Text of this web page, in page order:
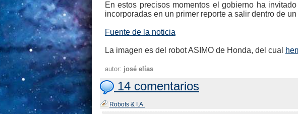
En estos precisos momentos el gobierno ha
incorporadas en un primer reporte a salir dentro de un
Fuente de la noticia
La imagen es del robot ASIMO de Honda, del cual
autor: josé elías
14 comentarios
Robots & I.A.